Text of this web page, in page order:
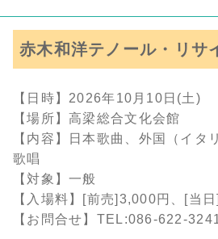
赤木和洋テノール・リサ
【日時】2026年10月10日(土)
【場所】高梁総合文化会館
【内容】日本歌曲、外国（イタ
歌唱
【対象】一般
【入場料】[前売]3,000円、[当
【お問合せ】TEL:086-622-